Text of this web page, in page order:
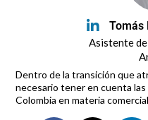
Tomás
Asistente
Dentro de la transición que
necesario tener en cuenta
Colombia en materia